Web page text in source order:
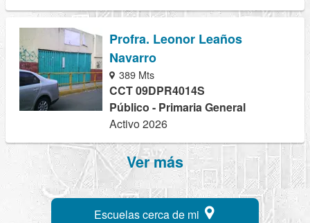
Profra. Leonor Leaños
Navarro
389 Mts
CCT 09DPR4014S
Público - Primaria General
Activo 2026
Ver más
Escuelas cerca de mi